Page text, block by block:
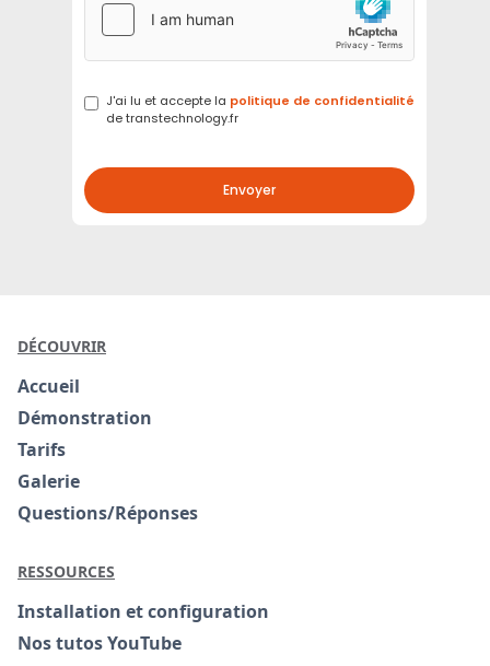
J'ai lu et accepte la politique de confidentialité
de transtechnology.fr
DÉCOUVRIR
Accueil
Démonstration
Tarifs
Galerie
Questions/Réponses
RESSOURCES
Installation et configuration
Nos tutos YouTube